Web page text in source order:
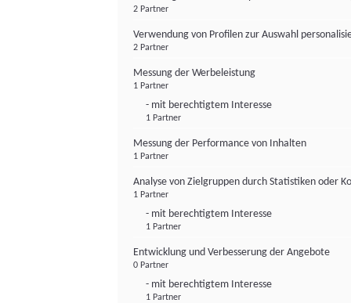
2 Partner
Verwendung von Profilen zur Auswahl
2 Partner
Messung der Werbeleistung
1 Partner
- mit berechtigtem Interesse
1 Partner
Messung der Performance von Inhalten
1 Partner
Analyse von Zielgruppen durch Statistiken oder
1 Partner
- mit berechtigtem Interesse
1 Partner
Entwicklung und Verbesserung der Angebote
0 Partner
- mit berechtigtem Interesse
1 Partner